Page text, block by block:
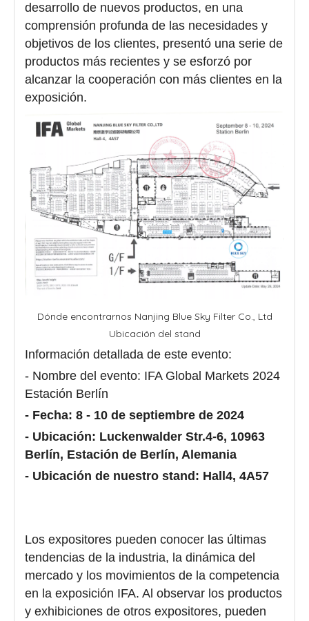
desarrollo de nuevos productos, en una
comprensión profunda de las necesidades y
objetivos de los clientes, presentó una serie de
productos más recientes y se esforzó por
alcanzar la cooperación con más clientes en la
exposición.
Dónde encontrarnos Nanjing Blue Sky Filter Co., Ltd
Ubicación del stand
Información detallada de este evento:
- Nombre del evento: IFA Global Markets 2024
Estación Berlín
- Fecha: 8 - 10 de septiembre de 2024
- Ubicación: Luckenwalder Str.4-6, 10963
Berlín, Estación de Berlín, Alemania
- Ubicación de nuestro stand: Hall4, 4A57
Los expositores pueden conocer las últimas
tendencias de la industria, la dinámica del
mercado y los movimientos de la competencia
en la exposición IFA. Al observar los productos
y exhibiciones de otros expositores, pueden